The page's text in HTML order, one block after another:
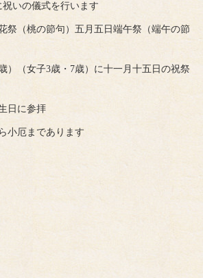
いの儀式を行います
祭（桃の節句）五月五日端午祭（端午の節
）（女子3歳・7歳）に十一月十五日の祝祭
日に参拝
小厄まであります